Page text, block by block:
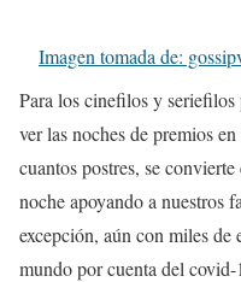
Imagen tomada de:
Para los cinefilos y
ver las noches de premios
cuantos postres, se
noche apoyando a nuestros
excepción, aún con miles de
mundo por cuenta del